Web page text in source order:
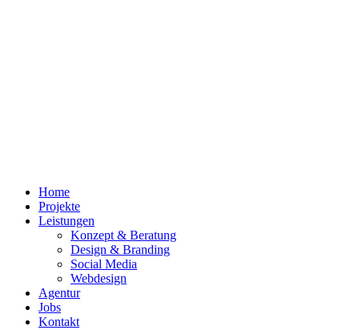
Home
Projekte
Leistungen
Konzept & Beratung
Design & Branding
Social Media
Webdesign
Agentur
Jobs
Kontakt